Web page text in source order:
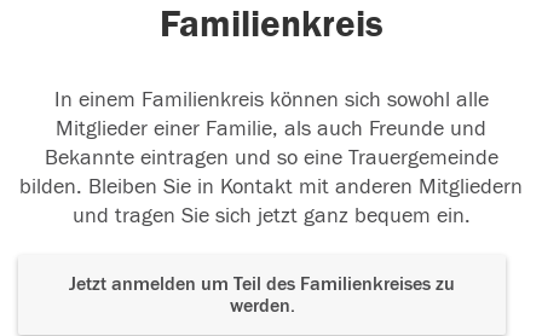
Familienkreis
In einem Familienkreis können sich sowohl alle
Mitglieder einer Familie, als auch Freunde und
Bekannte eintragen und so eine Trauergemeinde
bilden. Bleiben Sie in Kontakt mit anderen Mitgliedern
und tragen Sie sich jetzt ganz bequem ein.
Jetzt anmelden um Teil des Familienkreises zu
werden.